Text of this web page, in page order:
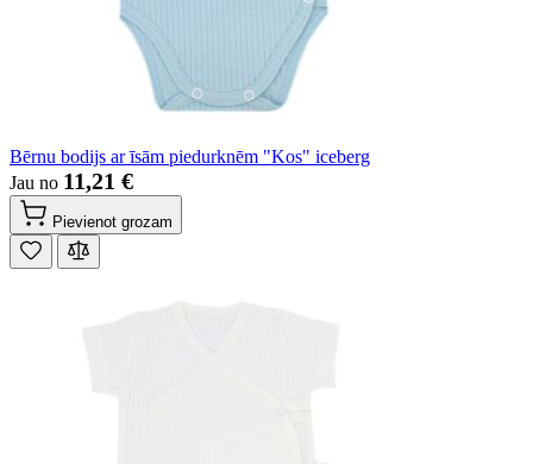
Bērnu bodijs ar īsām piedurknēm "Kos" iceberg
Jau no 11,21 €
Pievienot grozam